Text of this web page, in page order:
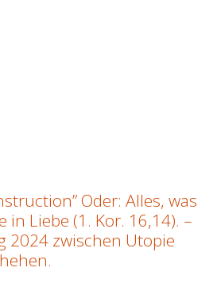
Oder: Alles, was
in Liebe (1. Kor. 16,14). –
2024 zwischen Utopie